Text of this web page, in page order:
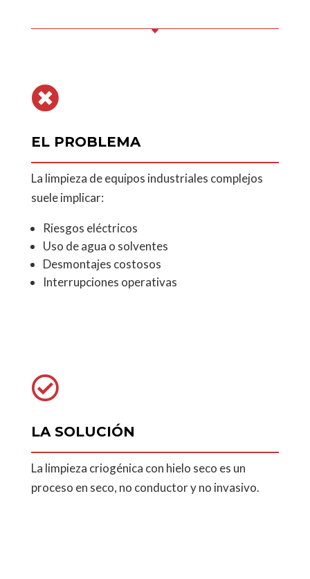
C

EL PROBLEMA
La limpieza de equipos industriales complejos
suele implicar:
Riesgos eléctricos
Uso de agua o solventes
Desmontajes costosos
Interrupciones operativas

LA SOLUCIÓN
La limpieza criogénica con hielo seco es un
proceso en seco, no conductor y no invasivo.